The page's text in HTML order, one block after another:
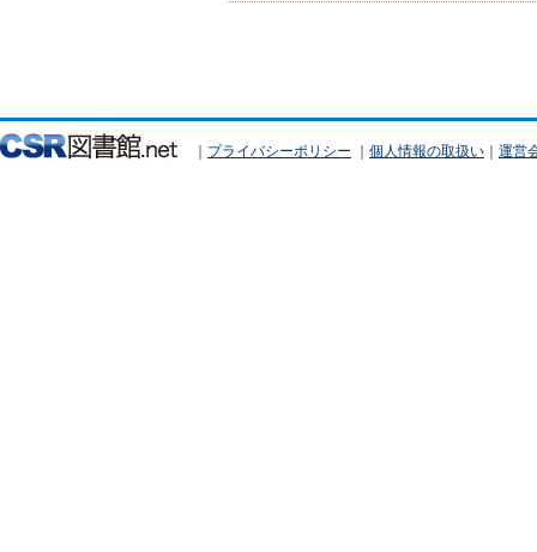
｜ プライバシーポリシー ｜ 個人情報の取扱い ｜ 運営